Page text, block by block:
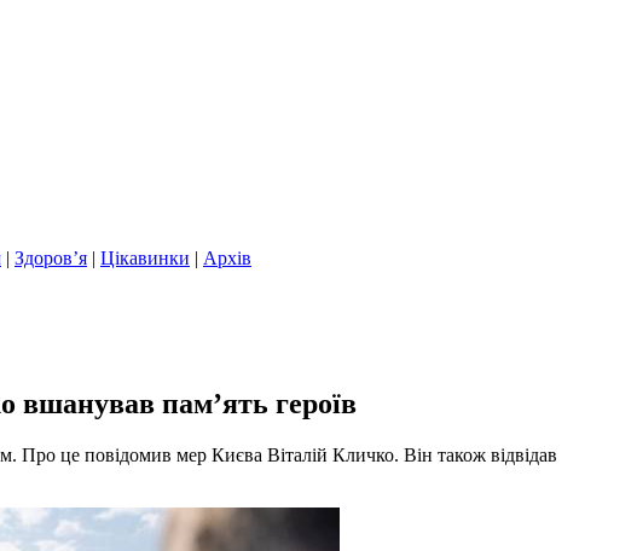
| Здоров’я | Цікавинки | Архів
пам’ять героїв
Про це повідомив мер Києва Віталій Кличко. Він також відвідав